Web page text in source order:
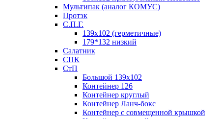
Мультипак (аналог КОМУС)
Протэк
С.П.Г.
139х102 (герметичные)
179*132 низкий
Салатник
СПК
СтП
Большой 139х102
Контейнер 126
Контейнер круглый
Контейнер Ланч-бокс
Контейнер с совмещенной крышкой